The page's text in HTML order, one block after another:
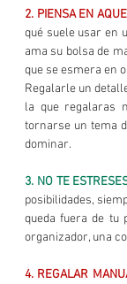
2. PIENSA EN
qué suele usar en
ama su bolsa de
que se esmera en
Regalarle un
la que regalaras
tornarse un tema
dominar.
3. NO TE
posibilidades,
queda fuera de tu
organizador, una
4. REGALAR